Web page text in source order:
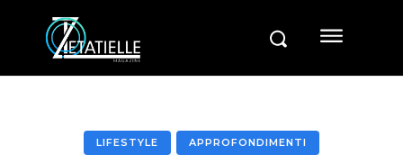
LIFESTYLE APPROFONDIMENTI